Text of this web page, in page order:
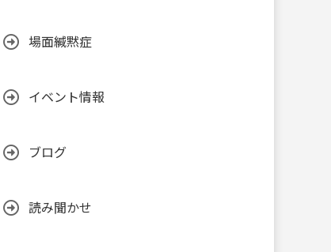
場面緘黙症
イベント情報
ブログ
読み聞かせ